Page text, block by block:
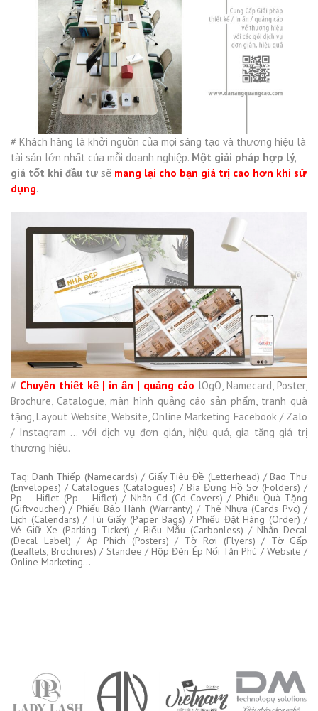
# Khách hàng là khởi nguồn của mọi sáng tạo và thương hiệu là
tài sản lớn nhất của mỗi doanh nghiệp. Một giải pháp hợp lý,
giá tốt khi đầu tư sẽ mang lại cho bạn giá trị cao hơn khi sử
dụng.
# Chuyên thiết kế | in ấn | quảng cáo lOgO, Namecard, Poster,
Brochure, Catalogue, màn hình quảng cáo sản phẩm, tranh quà
tặng, Layout Website, Website, Online Marketing Facebook / Zalo
/ Instagram … với dịch vụ đơn giản, hiệu quả, gia tăng giá trị
thương hiệu.
Tag: Danh Thiếp (Namecards) / Giấy Tiêu Đề (Letterhead) / Bao Thư
(Envelopes) / Catalogues (Catalogues) / Bìa Đựng Hồ Sơ (Folders) /
Pp – Hiflet (Pp – Hiflet) / Nhãn Cd (Cd Covers) / Phiếu Quà Tặng
(Giftvoucher) / Phiếu Bảo Hành (Warranty) / Thẻ Nhựa (Cards Pvc) /
Lịch (Calendars) / Túi Giấy (Paper Bags) / Phiếu Đặt Hàng (Order) /
Vé Giữ Xe (Parking Ticket) / Biểu Mẫu (Carbonless) / Nhãn Decal
(Decal Label) / Áp Phích (Posters) / Tờ Rơi (Flyers) / Tờ Gấp
(Leaflets, Brochures) / Standee / Hộp Đèn Ép Nổi Tân Phú / Website /
Online Marketing…